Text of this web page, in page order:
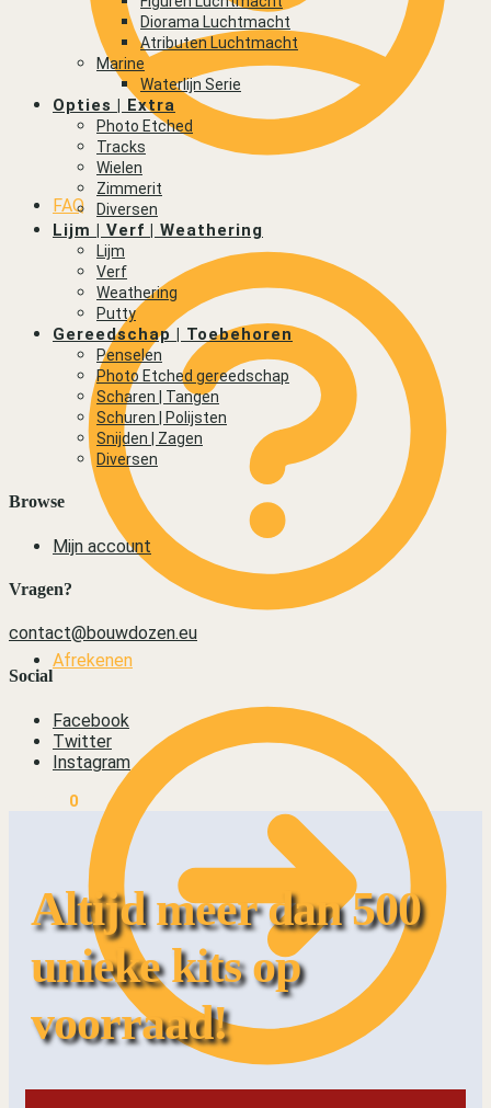
FAQ
Afrekenen
Diorama Luchtmacht
Atributen Luchtmacht
Marine
Waterlijn Serie
Opties | Extra
Photo Etched
Tracks
Wielen
Zimmerit
Diversen
Lijm | Verf | Weathering
Lijm
Verf
Weathering
Putty
Gereedschap | Toebehoren
Penselen
Photo Etched gereedschap
Scharen | Tangen
Schuren | Polijsten
Snijden | Zagen
Diversen
Browse
Mijn account
Vragen?
contact@bouwdozen.eu
Social
Facebook
Twitter
Instagram
0
Altijd meer dan 500
unieke kits op
voorraad!